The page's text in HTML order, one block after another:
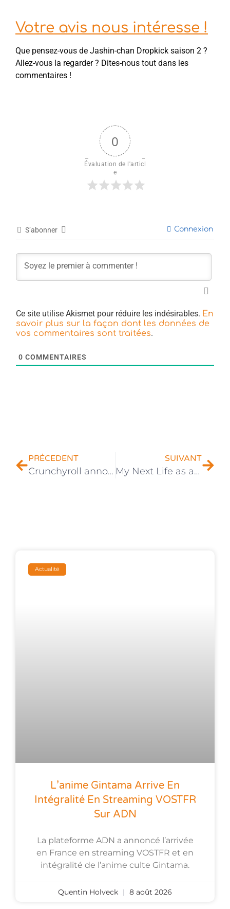
Votre avis nous intéresse !
Que pensez-vous de Jashin-chan Dropkick saison 2 ?
Allez-vous la regarder ? Dites-nous tout dans les
commentaires !
0
Évaluation de l'articl
e
S’abonner Connexion
Ce site utilise Akismet pour réduire les indésirables. En
savoir plus sur la façon dont les données de
vos commentaires sont traitées.
0 COMMENTAIRES
PRÉCEDENT
Crunchyroll annonce l’arrivée de plusieurs nouveaux animes !
SUIVANT
My Next Life as a Villainess : l’anime arrive sur Crunchyroll
Actualité
L’anime Gintama Arrive En
Intégralité En Streaming VOSTFR
Sur ADN
La plateforme ADN a annoncé l’arrivée
en France en streaming VOSTFR et en
intégralité de l’anime culte Gintama.
Quentin Holveck 8 août 2026